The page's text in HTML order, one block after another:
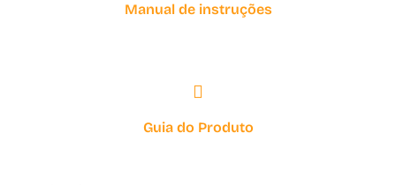
Manual de instruções
Guia do Produto